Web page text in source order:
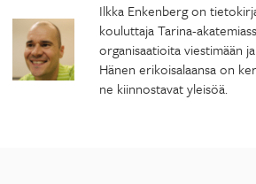
Ilkka Enkenberg on
kouluttaja Tarina-
organisaatioita viestimään
Hänen erikoisalaansa on
ne kiinnostavat yleisöä.